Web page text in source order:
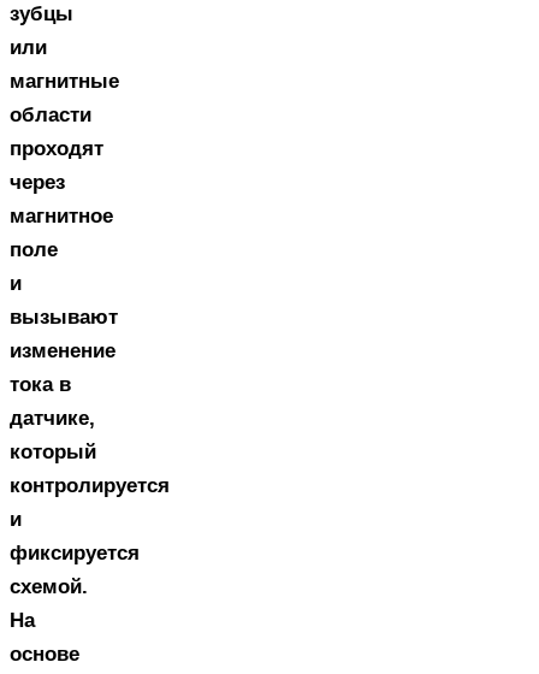
зубцы
или
магнитные
области
проходят
через
магнитное
поле
и
вызывают
изменение
тока в
датчике,
который
контролируется
и
фиксируется
схемой.
На
основе